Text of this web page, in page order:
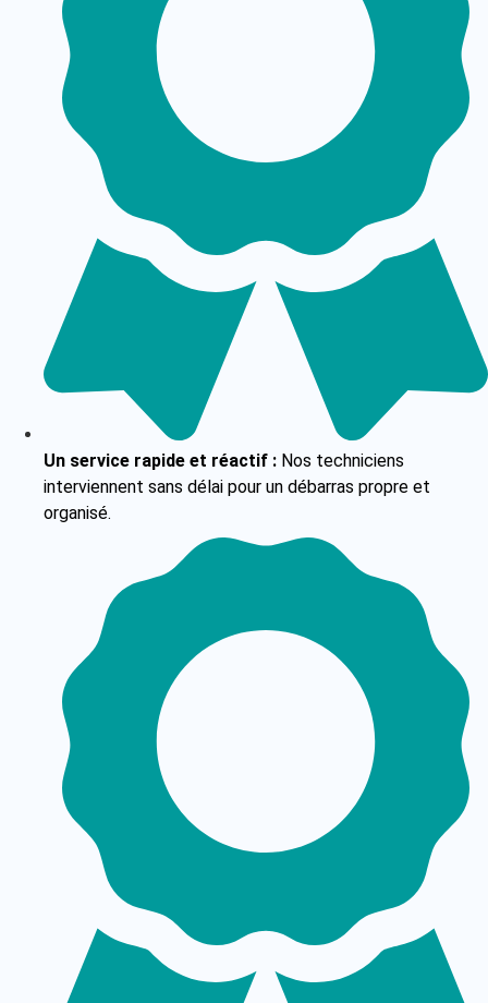
Un service rapide et réactif : Nos techniciens
interviennent sans délai pour un débarras propre et
organisé.